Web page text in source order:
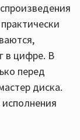
в цифре. В
перед
диска.